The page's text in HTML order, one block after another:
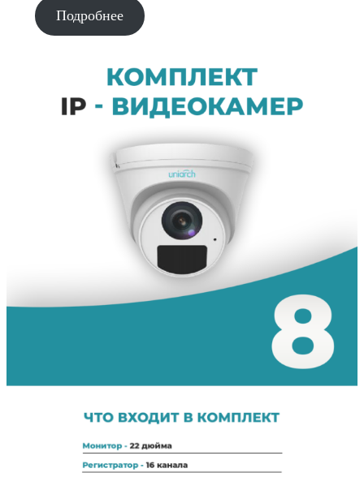
Подробнее